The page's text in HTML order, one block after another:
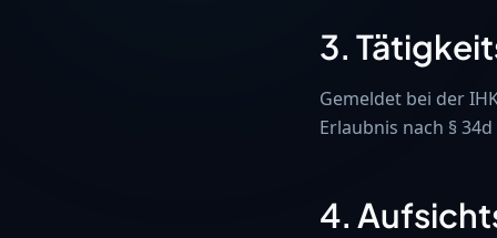
3.
Gemeldet bei der
Erlaubnis nach §
4.